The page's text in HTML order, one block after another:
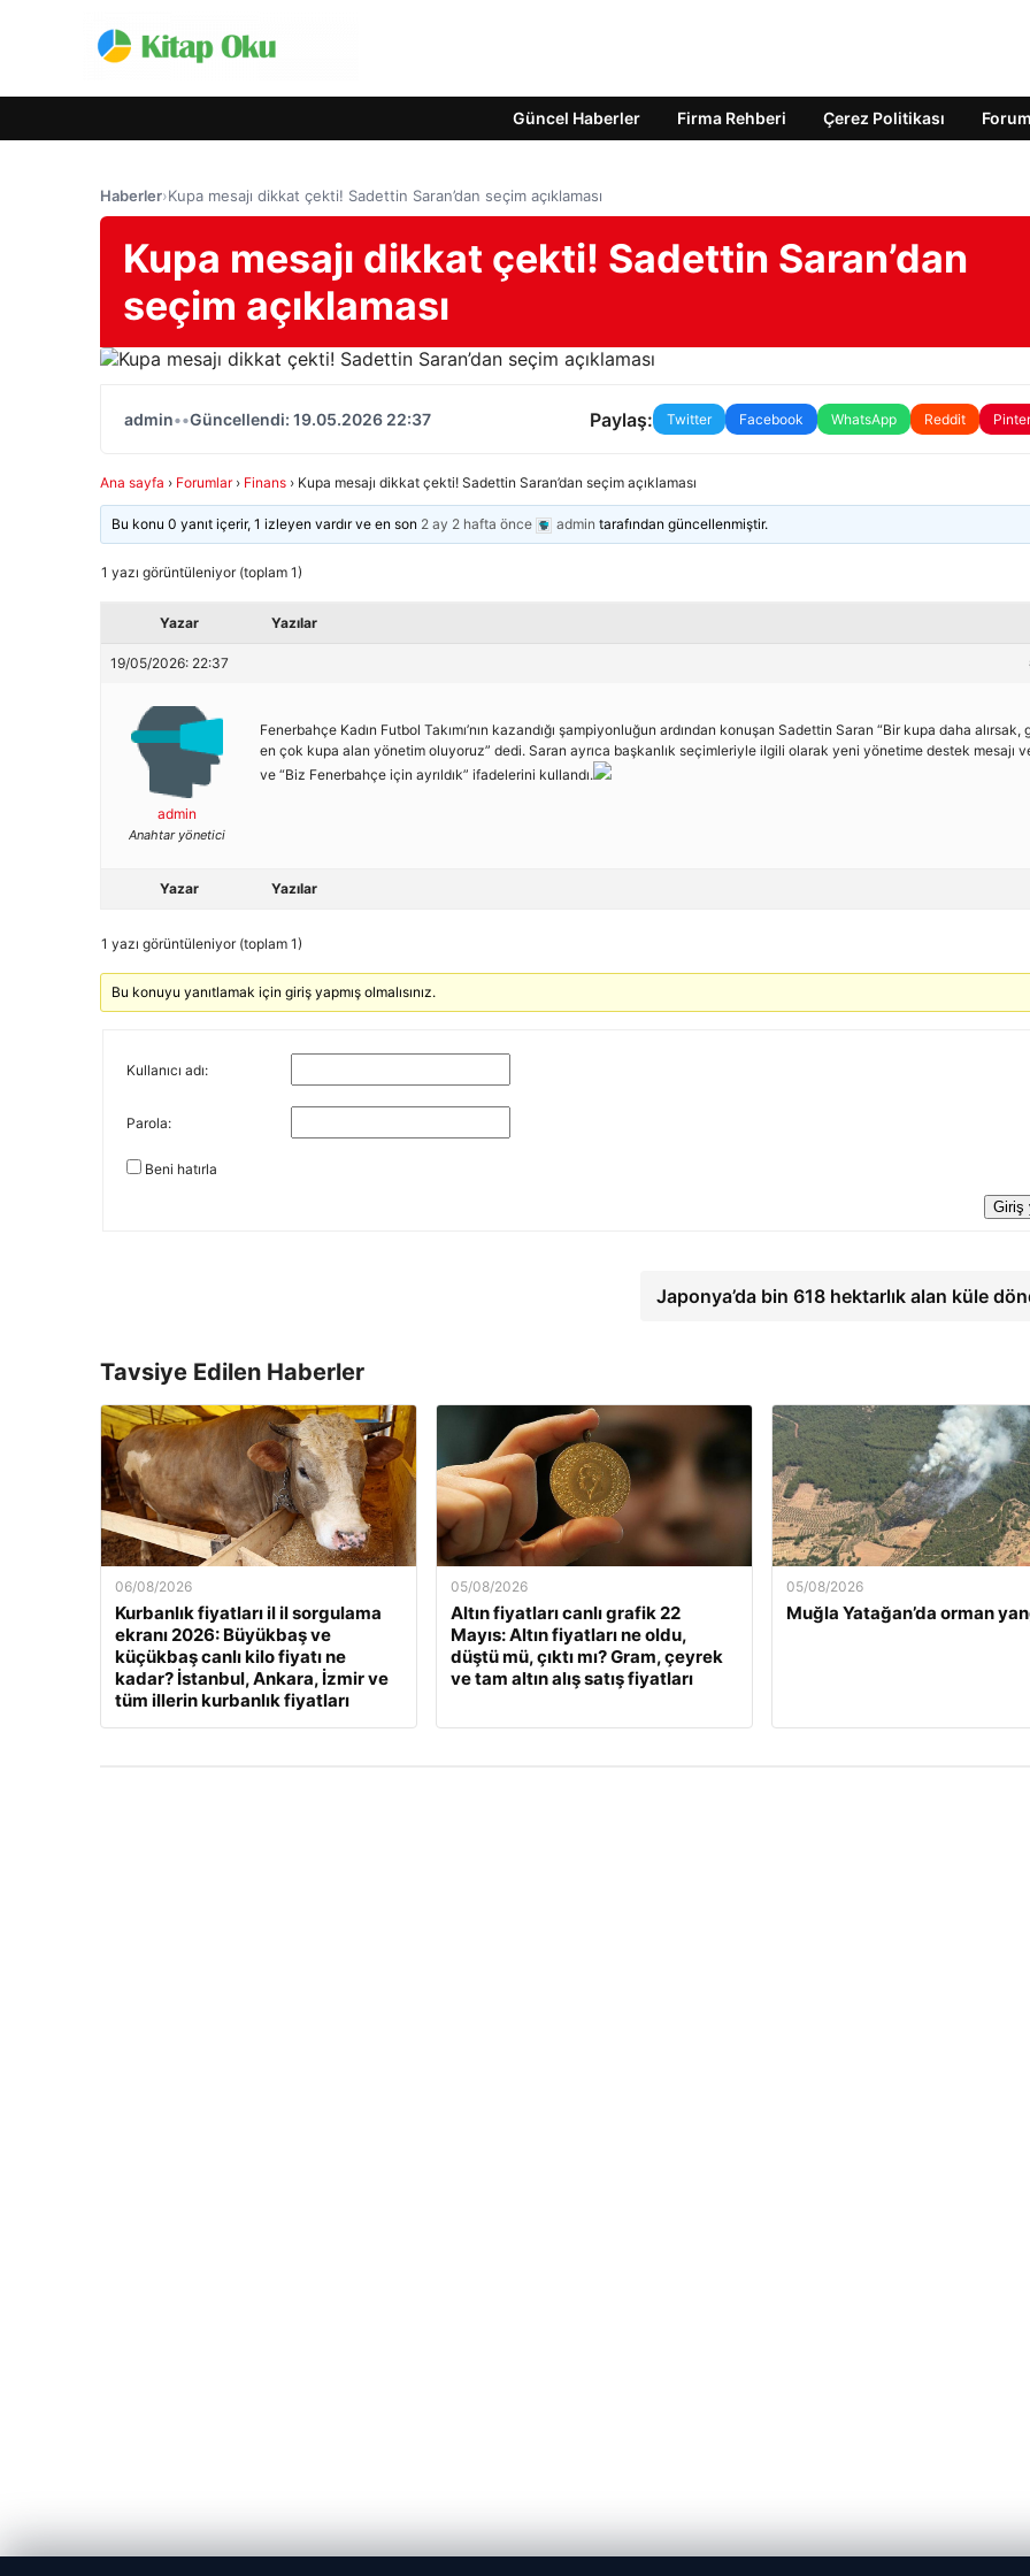
Güncel Haberler Firma Rehberi Çerez Politikası Forum
Haberler›Kupa mesajı dikkat çekti! Sadettin Saran’dan seçim açıklaması
Kupa mesajı dikkat çekti! Sadettin Saran’dan
seçim açıklaması
admin••Güncellendi: 19.05.2026 22:37 Paylaş: Twitter Facebook WhatsApp Reddit
Ana sayfa › Forumlar › Finans › Kupa mesajı dikkat çekti! Sadettin Saran’dan seçim açıklaması
Bu konu 0 yanıt içerir, 1 izleyen vardır ve en son 2 ay 2 hafta önce admin tarafından güncellenmiştir.
1 yazı görüntüleniyor (toplam 1)
Yazar Yazılar
19/05/2026: 22:37
admin
Anahtar yönetici
Fenerbahçe Kadın Futbol Takımı’nın kazandığı şampiyonluğun ardından konuşan Sadettin Saran “Bir kupa daha alırsak,
en çok kupa alan yönetim oluyoruz” dedi. Saran ayrıca başkanlık seçimleriyle ilgili olarak yeni yönetime destek mesajı
ve “Biz Fenerbahçe için ayrıldık” ifadelerini kullandı.
Yazar Yazılar
1 yazı görüntüleniyor (toplam 1)
Bu konuyu yanıtlamak için giriş yapmış olmalısınız.
Kullanıcı adı:
Parola:
Beni hatırla
Giriş
Japonya’da bin 618 hektarlık alan küle
Tavsiye Edilen Haberler
06/08/2026
Kurbanlık fiyatları il il sorgulama
ekranı 2026: Büyükbaş ve
küçükbaş canlı kilo fiyatı ne
kadar? İstanbul, Ankara, İzmir ve
tüm illerin kurbanlık fiyatları
05/08/2026
Altın fiyatları canlı grafik 22
Mayıs: Altın fiyatları ne oldu,
düştü mü, çıktı mı? Gram, çeyrek
ve tam altın alış satış fiyatları
05/08/2026
Muğla Yatağan’da orman